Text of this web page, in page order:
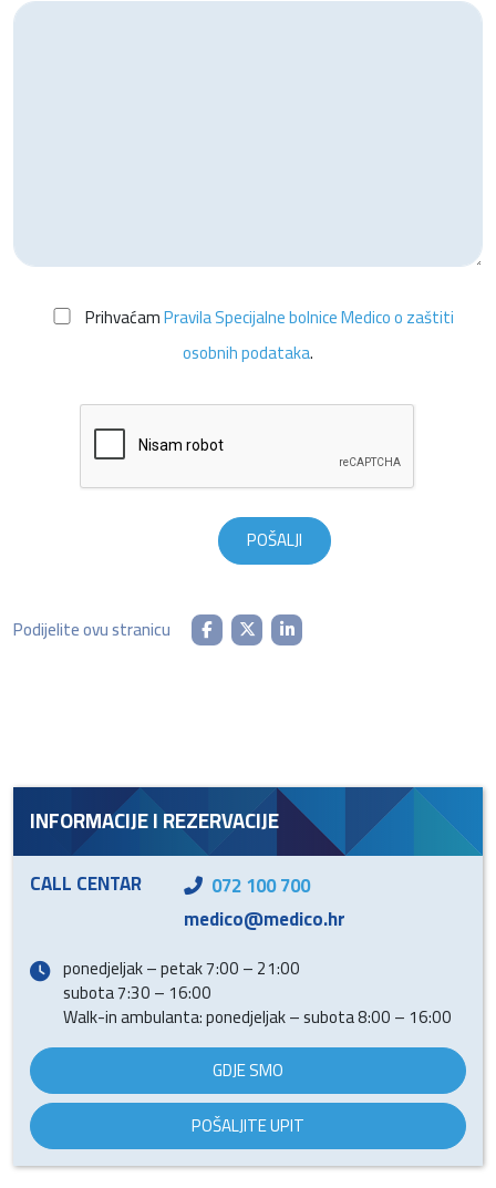
PrihvaćamPravila Specijalne bolnice Medico o zaštiti
osobnih podataka.
Podijelite ovu stranicu
INFORMACIJE I REZERVACIJE
CALL CENTAR
072 100 700
medico@medico.hr
ponedjeljak – petak 7:00 – 21:00
subota 7:30 – 16:00
Walk-in ambulanta: ponedjeljak – subota 8:00 – 16:00
GDJE SMO
POŠALJITE UPIT